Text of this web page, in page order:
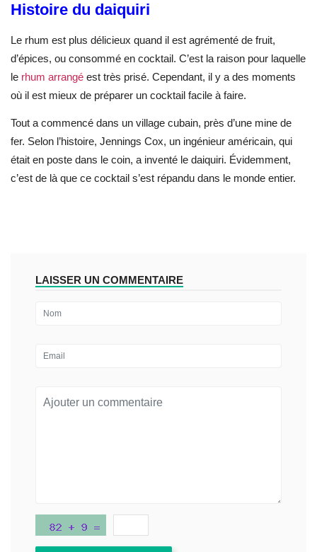
Histoire du daiquiri
Le rhum est plus délicieux quand il est agrémenté de fruit,
d’épices, ou consommé en cocktail. C’est la raison pour laquelle
le rhum arrangé est très prisé. Cependant, il y a des moments
où il est mieux de préparer un cocktail facile à faire.
Tout a commencé dans un village cubain, près d’une mine de
fer. Selon l’histoire, Jennings Cox, un ingénieur américain, qui
était en poste dans le coin, a inventé le daiquiri. Évidemment,
c’est de là que ce cocktail s’est répandu dans le monde entier.
LAISSER UN COMMENTAIRE